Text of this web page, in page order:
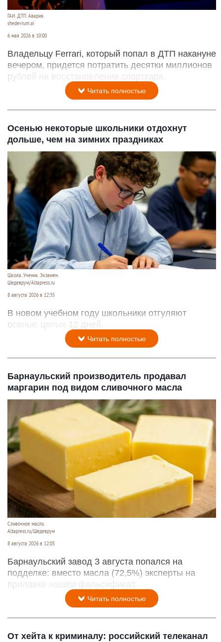
ГАИ. ДТП. Авария.
shedevrum.ai
6 мая 2026 в 10:00
Владельцу Ferrari, который попал в ДТП накануне
вечером, придется потратить десятки миллионов
рублей на восстановление спорткара.
Читать полностью
Осенью некоторые школьники отдохнут
дольше, чем на зимних праздниках
Школа. Ученик. Экзамен.
Шедеврум/Altapress.ru
8 августа 2026 в 12:35
В новом учебном году школьники отгуляют
осенью целых 12 дней.
Читать полностью
Барнаульский производитель продавал
маргарин под видом сливочного масла
Сливочное масло.
Altapress.ru/Шедеврум
8 августа 2026 в 12:05
Барнаульский завод 3 августа попался на
подделке: вместо масла (72,5%) эксперты на
прилавке нашли фальсификат.
Читать полностью
От хейта к криминалу: российский телеканал